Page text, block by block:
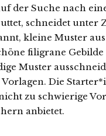
der Suche nach
schneidet
kleine Muster
filigrane Gebilde
Muster
Die
zu schwierige
anbietet.